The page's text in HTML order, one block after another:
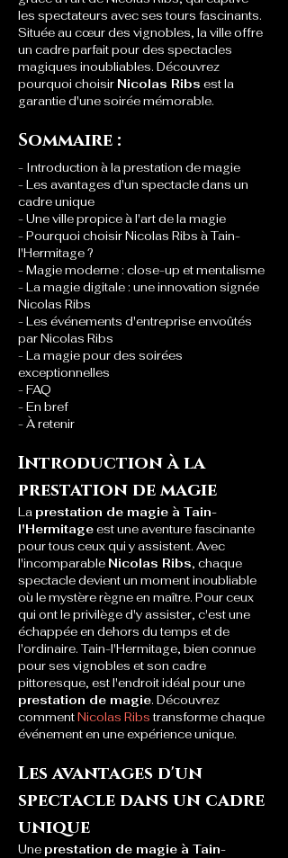
les spectateurs avec ses tours fascinants.
Située au cœur des vignobles, la ville offre
un cadre parfait pour des spectacles
magiques inoubliables. Découvrez
pourquoi choisir Nicolas Ribs est la
garantie d'une soirée mémorable.
Sommaire :
- Introduction à la prestation de magie
- Les avantages d'un spectacle dans un
cadre unique
- Une ville propice à l'art de la magie
- Pourquoi choisir Nicolas Ribs à Tain-
l'Hermitage ?
- Magie moderne : close-up et mentalisme
- La magie digitale : une innovation signée
Nicolas Ribs
- Les événements d'entreprise envoûtés
par Nicolas Ribs
- La magie pour des soirées
exceptionnelles
- FAQ
- En bref
- À retenir
Introduction à la
prestation de magie
La prestation de magie à Tain-
l'Hermitage est une aventure fascinante
pour tous ceux qui y assistent. Avec
l'incomparable Nicolas Ribs, chaque
spectacle devient un moment inoubliable
où le mystère règne en maître. Pour ceux
qui ont le privilège d'y assister, c'est une
échappée en dehors du temps et de
l'ordinaire. Tain-l'Hermitage, bien connue
pour ses vignobles et son cadre
pittoresque, est l'endroit idéal pour une
prestation de magie. Découvrez
comment Nicolas Ribs transforme chaque
événement en une expérience unique.
Les avantages d'un
spectacle dans un cadre
unique
Une prestation de magie à Tain-